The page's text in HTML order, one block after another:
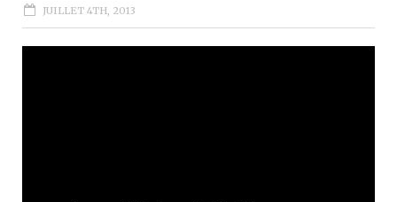
JUILLET 4TH, 2013